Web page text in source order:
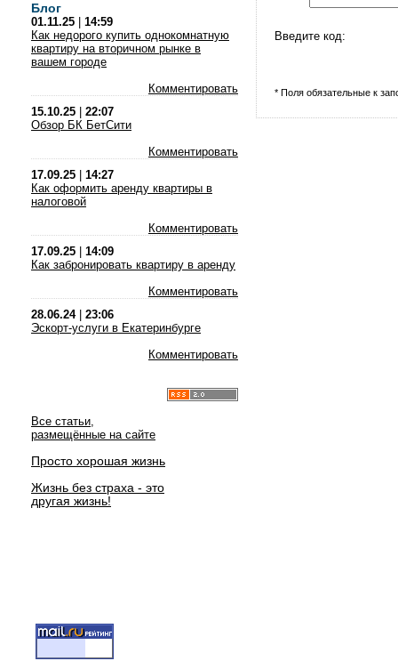
Блог
01.11.25
14:59
Как недорого купить однокомнатную
квартиру на вторичном рынке в
вашем городе
Комментировать
15.10.25
22:07
Обзор БК БетСити
Комментировать
17.09.25
14:27
Как оформить аренду квартиры в
налоговой
Комментировать
17.09.25
14:09
Как забронировать квартиру в аренду
Комментировать
28.06.24| 23:06
Эскорт-услуги в Екатеринбурге
Комментировать
Все статьи,
размещённые на сайте
Просто хорошая жизнь
Жизнь без страха - это
другая жизнь!
Введите код:
* Поля обязательные к